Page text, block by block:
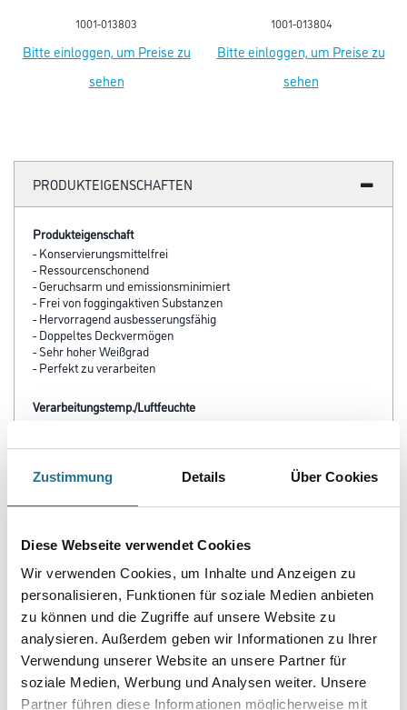
Zustimmung Details Über Cookies
Diese Webseite verwendet Cookies
Wir verwenden Cookies, um Inhalte und Anzeigen zu
personalisieren, Funktionen für soziale Medien anbieten
zu können und die Zugriffe auf unsere Website zu
analysieren. Außerdem geben wir Informationen zu Ihrer
Verwendung unserer Website an unsere Partner für
soziale Medien, Werbung und Analysen weiter. Unsere
Partner führen diese Informationen möglicherweise mit
1001-013803
Bitte einloggen, um Preise zu
sehen
1001-013804
Bitte einloggen, um Preise zu
sehen
PRODUKTEIGENSCHAFTEN
Produkteigenschaft
- Konservierungsmittelfrei
- Ressourcenschonend
- Geruchsarm und emissionsminimiert
- Frei von foggingaktiven Substanzen
- Hervorragend ausbesserungsfähig
- Doppeltes Deckvermögen
- Sehr hoher Weißgrad
- Perfekt zu verarbeiten
Verarbeitungstemp./Luftfeuchte
Verarbeitungszeit
Reinigungsfähigkeit wird nach einer Trockenzeit von ca. 14 Tagen
erreicht. Bei niedrigerer Temperatur und höherer Luftfeuchte
verlängern sich diese Zeiten.
Verbrauch
Ca. 125 ml/m² pro Arbeitsgang auf glattem Untergrund. Auf rauen
Flächen entsprechend mehr. Exakten Verbrauch durch
Probebeschichtung ermitteln.